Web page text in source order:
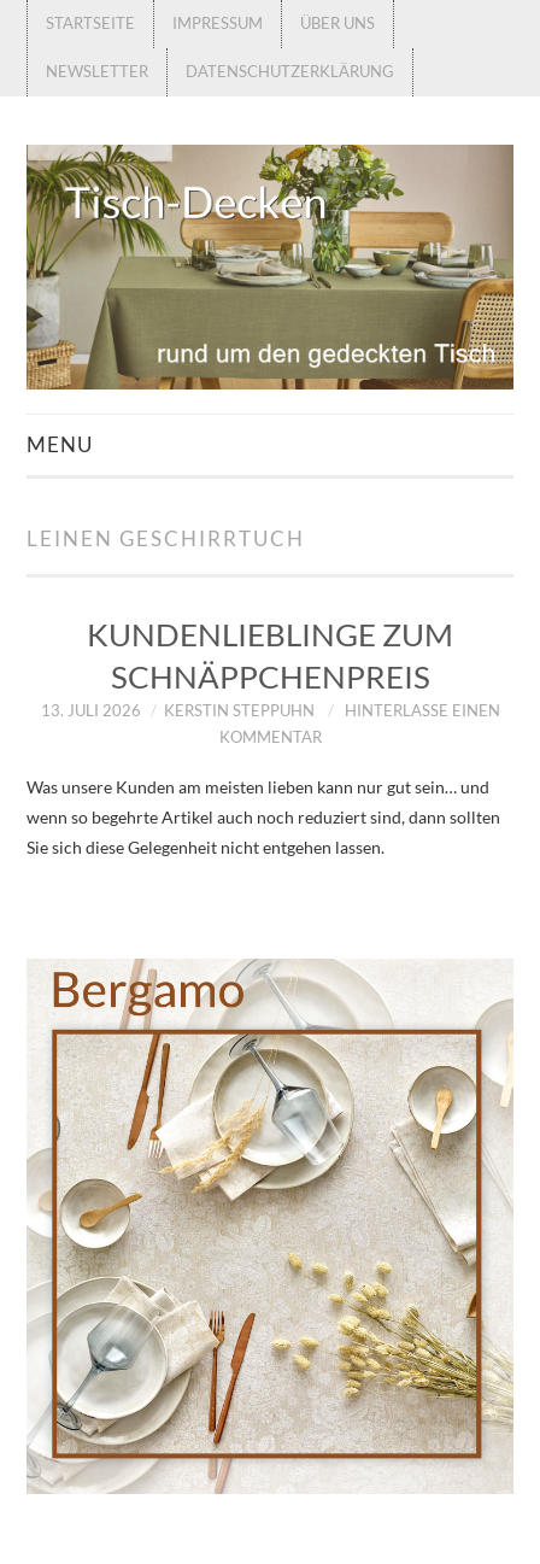
STARTSEITE IMPRESSUM ÜBER UNS
NEWSLETTER DATENSCHUTZERKLÄRUNG
MENU
ÜBER UNS
ZUM SHOP
DATENSCHUTZERKLÄRUNG
LEINEN GESCHIRRTUCH
KUNDENLIEBLINGE ZUM
SCHNÄPPCHENPREIS
13. JULI 2026 KERSTIN STEPPUHN
HINTERLASSE EINEN
KOMMENTAR
Was unsere Kunden am meisten lieben kann nur gut sein… und
wenn so begehrte Artikel auch noch reduziert sind, dann sollten
Sie sich diese Gelegenheit nicht entgehen lassen.